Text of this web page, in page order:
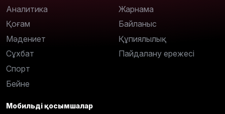
Аналитика
Қоғам
Мәдениет
Сұхбат
Спорт
Бейне
Жарнама
Байланыс
Құпиялылық
Пайдалану ережесі
Мобильді қосымшалар